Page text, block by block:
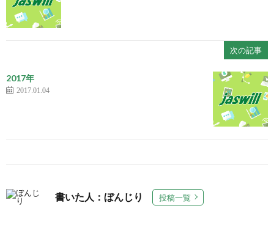
次の記事
2017年
2017.01.04
書いた人：ぼんじり 投稿一覧